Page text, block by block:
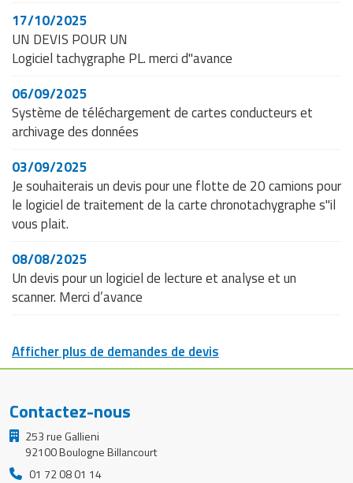
17/10/2025
UN DEVIS POUR UN
Logiciel tachygraphe PL. merci d"avance
06/09/2025
Système de téléchargement de cartes conducteurs et
archivage des données
03/09/2025
Je souhaiterais un devis pour une flotte de 20 camions pour
le logiciel de traitement de la carte chronotachygraphe s"il
vous plait.
08/08/2025
Un devis pour un logiciel de lecture et analyse et un
scanner. Merci d’avance
Afficher plus de demandes de devis
Contactez-nous
253 rue Gallieni
92100 Boulogne Billancourt
01 72 08 01 14